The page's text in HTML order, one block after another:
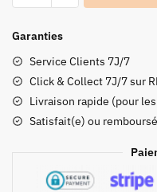
Housse
Boblbee
-
Point
65°N
Megalopolis
Garanties
Service Clients 7J/7
Click & Collect 7J/7 sur
Livraison rapide (pour
Satisfait(e) ou